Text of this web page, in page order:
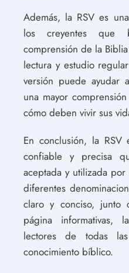
Además, la RSV es
los creyentes que
comprensión de la
lectura y estudio
versión puede ayudar
una mayor
cómo deben vivir sus
En conclusión, la
confiable y precisa
aceptada y utilizada
diferentes
claro y conciso,
página informativas,
lectores de todas
conocimiento bíblico.